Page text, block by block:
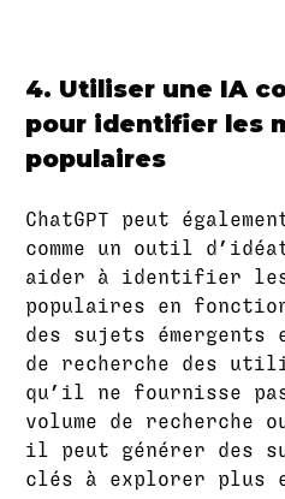
4. Utiliser une IA
pour identifier les
populaires
ChatGPT peut
comme un outil
aider à identifier les
populaires en
des sujets
de recherche des
qu’il ne fournisse
volume de recherche
il peut générer des
clés à explorer plus